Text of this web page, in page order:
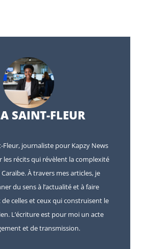
SAINT-FLEUR
Fleur, journaliste pour Kapzy News
les récits qui révèlent la complexité
À travers mes articles, je
du sens à l’actualité et à faire
celles et ceux qui construisent le
L’écriture est pour moi un acte
et de transmission.